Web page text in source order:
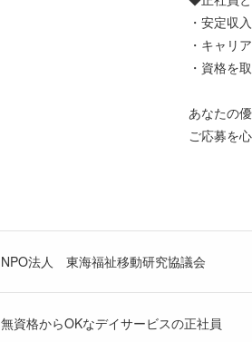
・安定収
・キャリ
・資格を
あなたの
ご応募を
NPO法人 東海福祉移動研究協議会
無資格からOKなデイサービスの正社員